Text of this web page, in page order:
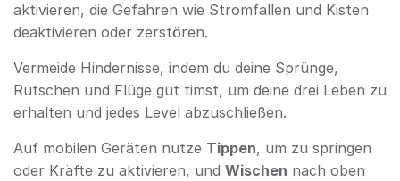
aktivieren, die Gefahren wie Stromfallen und Kisten
deaktivieren oder zerstören.
Vermeide Hindernisse, indem du deine Sprünge,
Rutschen und Flüge gut timst, um deine drei Leben zu
erhalten und jedes Level abzuschließen.
Auf mobilen Geräten nutze Tippen, um zu springen
oder Kräfte zu aktivieren, und Wischen nach oben